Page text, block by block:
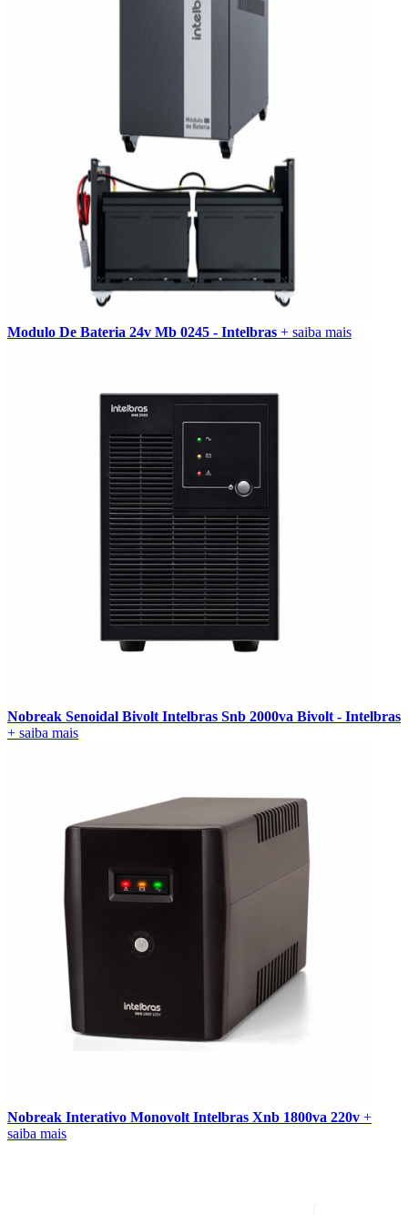
Modulo De Bateria 24v Mb 0245 - Intelbras + saiba mais
Nobreak Senoidal Bivolt Intelbras Snb 2000va Bivolt - Intelbras
+ saiba mais
Nobreak Interativo Monovolt Intelbras Xnb 1800va 220v +
saiba mais